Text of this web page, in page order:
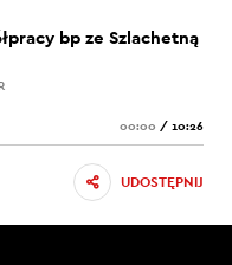
bp ze Szlachetną
00:00 / 10:26
UDOSTĘPNIJ